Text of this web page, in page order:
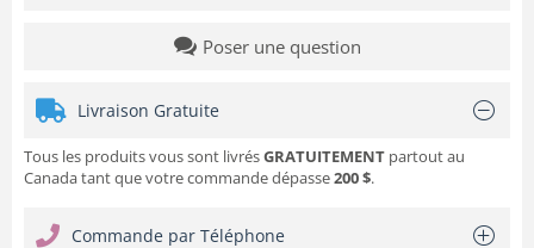
Poser une question
Livraison Gratuite
Tous les produits vous sont livrésGRATUITEMENT partout au
Canada tant que votre commande dépasse200 $.
Commande par Téléphone